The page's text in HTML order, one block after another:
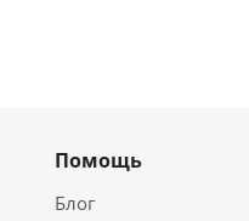
Помощь
Блог